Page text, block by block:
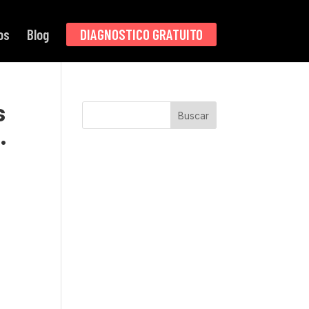
Blog DIAGNOSTICO GRATUITO
Buscar